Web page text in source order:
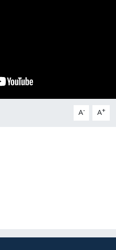
A- A+